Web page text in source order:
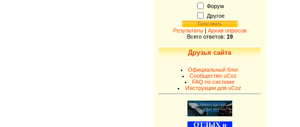
Форум
Другое
Результаты| Архив опросов
Всего ответов: 19
Друзья сайта
Официальный блог
Сообщество uCoz
FAQ по системе
Инструкции для uCoz